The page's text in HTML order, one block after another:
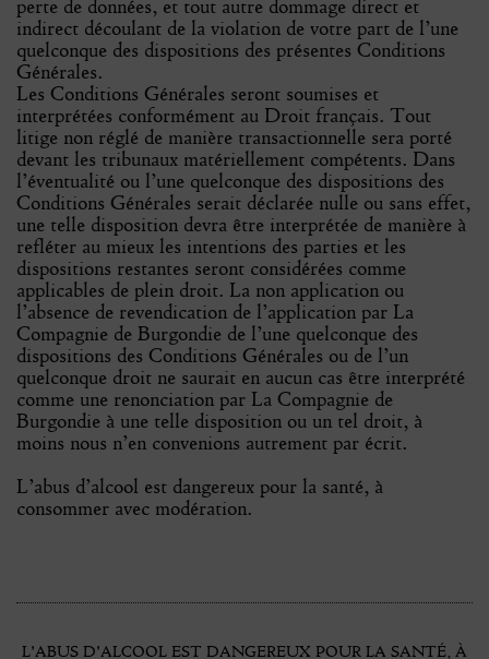
perte de données, et tout autre dommage direct et
indirect découlant de la violation de votre part de l’une
quelconque des dispositions des présentes Conditions
Générales.
Les Conditions Générales seront soumises et
interprétées conformément au Droit français. Tout
litige non réglé de manière transactionnelle sera porté
devant les tribunaux matériellement compétents. Dans
l’éventualité ou l’une quelconque des dispositions des
Conditions Générales serait déclarée nulle ou sans effet,
une telle disposition devra être interprétée de manière à
refléter au mieux les intentions des parties et les
dispositions restantes seront considérées comme
applicables de plein droit. La non application ou
l’absence de revendication de l’application par La
Compagnie de Burgondie de l’une quelconque des
dispositions des Conditions Générales ou de l’un
quelconque droit ne saurait en aucun cas être interprété
comme une renonciation par La Compagnie de
Burgondie à une telle disposition ou un tel droit, à
moins nous n’en convenions autrement par écrit.
L’abus d’alcool est dangereux pour la santé, à
consommer avec modération.
L'ABUS D'ALCOOL EST DANGEREUX POUR LA SANTÉ, À